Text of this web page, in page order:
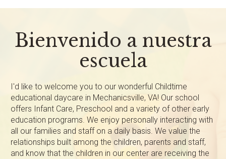
Bienvenido a nuestra
escuela
I'd like to welcome you to our wonderful Childtime
educational daycare in Mechanicsville, VA! Our school
offers Infant Care, Preschool and a variety of other early
education programs. We enjoy personally interacting with
all our families and staff on a daily basis. We value the
relationships built among the children, parents and staff,
and know that the children in our center are receiving the